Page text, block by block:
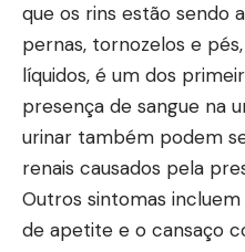
que os rins estão sendo
pernas, tornozelos e
líquidos, é um dos
presença de sangue na
urinar também podem
renais causados pela
Outros sintomas
de apetite e o cansaço